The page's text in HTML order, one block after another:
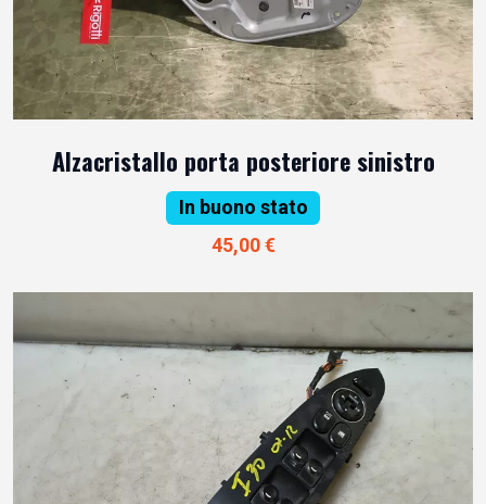
Alzacristallo porta posteriore sinistro
In buono stato
45,00 €